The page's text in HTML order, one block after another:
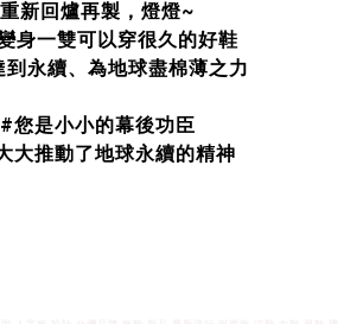
重新回爐再製，燈燈~
身一雙可以穿很久的好鞋
到永續、為地球盡棉薄之力
#您是小小的幕後功臣
大推動了地球永續的精神